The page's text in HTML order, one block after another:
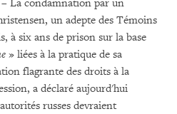
La condamnation par un
un adepte des Témoins
à six ans de prison sur la base
» liées à la pratique de sa
flagrante des droits à la
a déclaré aujourd'hui
russes devraient